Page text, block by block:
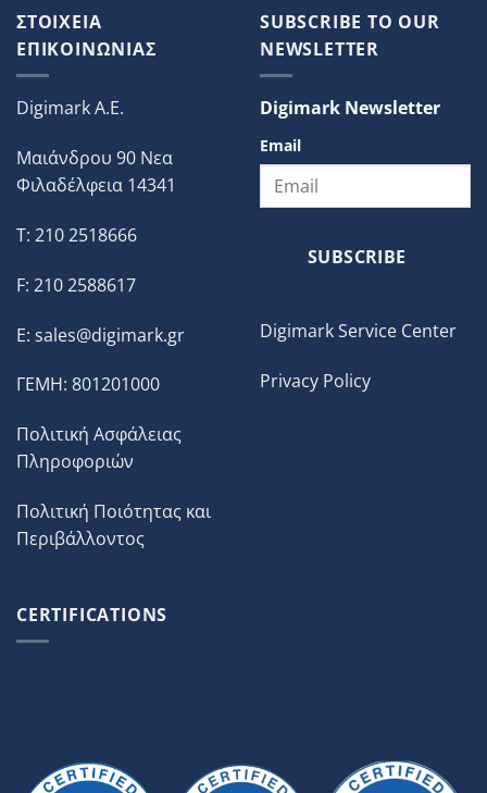
ΣΤΟΙΧΕΙΑ
ΕΠΙΚΟΙΝΩΝΙΑΣ
Digimark A.E.
Μαιάνδρου 90 Νεα
Φιλαδέλφεια 14341
T: 210 2518666
F: 210 2588617
E: sales@digimark.gr
ΓΕΜΗ: 801201000
Πολιτική Ασφάλειας
Πληροφοριών
Πολιτική Ποιότητας και
Περιβάλλοντος
SUBSCRIBE TO OUR
NEWSLETTER
Digimark Newsletter
Email
SUBSCRIBE
Digimark Service Center
Privacy Policy
CERTIFICATIONS